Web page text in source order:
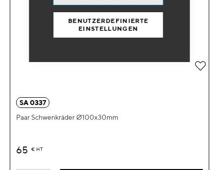
BENUTZERDEFINIERTE
EINSTELLUNGEN
SA 0337
Paar Schwenkräder Ø100x30mm
65 € HT
Zur